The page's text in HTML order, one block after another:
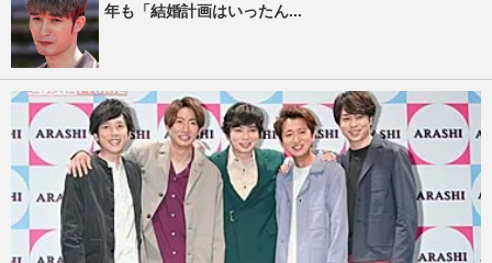
年も「結婚計画はいったん...